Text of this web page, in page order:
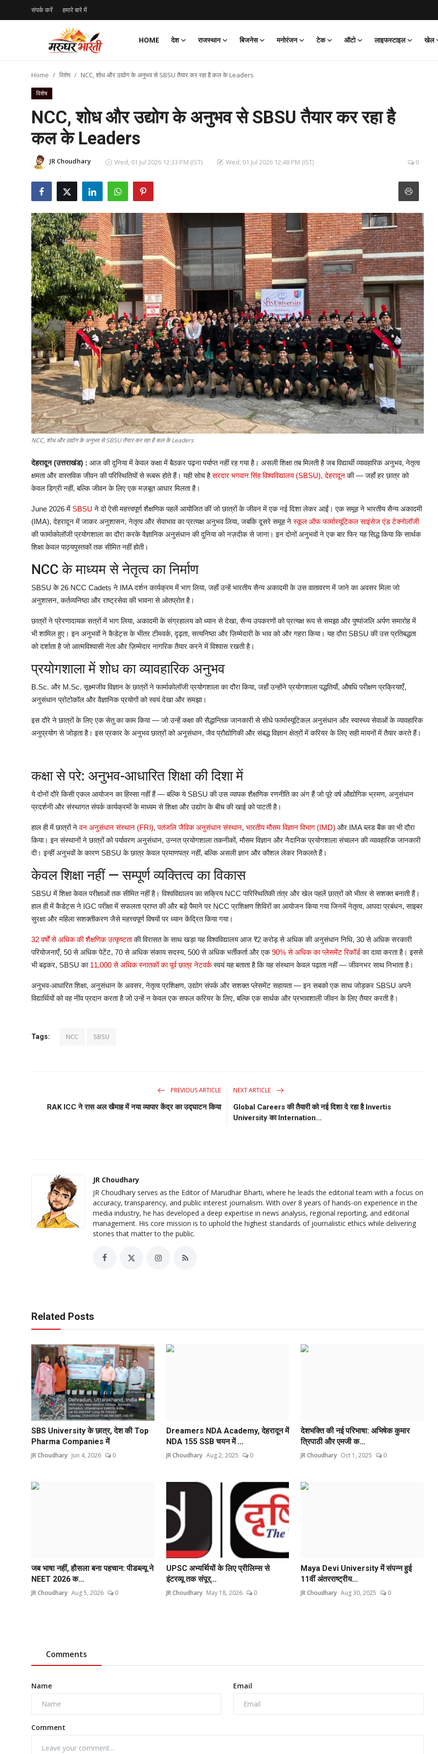
संपर्क करें हमारे बारे में
HOME देश राजस्थान बिजनेस मनोरंजन टेक ऑटो लाइफस्टाइल खेल
संपर्क करें
हमारे बारे में
लाइफस्टाइल
Home विशेष NCC, शोध और उद्योग के अनुभव से SBSU तैयार कर रहा है कल के Leaders
विशेष
NCC, शोध और उद्योग के अनुभव से SBSU तैयार कर रहा है
कल के Leaders
JR Choudhary Wed, 01 Jul 2026 12:33 PM (IST) Wed, 01 Jul 2026 12:48 PM (IST) 0
NCC, शोध और उद्योग के अनुभव से SBSU तैयार कर रहा है कल के Leaders
देहरादून(उत्तराखंड) : आज की दुनिया में केवल कक्षा में बैठकर पढ़ना पर्याप्त नहीं रह गया है। असली शिक्षा तब मिलती है जब विद्यार्थी व्यावहारिक अनुभव,नेतृत्व
क्षमता और वास्तविक जीवन की परिस्थितियों से रूबरू होते हैं। यही सोच है सरदार भगवान सिंह विश्वविद्यालय(SBSU),देहरादून की—जहाँ हर छात्र को
केवल डिग्री नहीं,बल्कि जीवन के लिए एक मज़बूत आधार मिलता है।
June 2026में SBSU ने दो ऐसी महत्त्वपूर्ण शैक्षणिक पहलें आयोजित कीं जो छात्रों के जीवन में एक नई दिशा लेकर आईं। एक समूह ने भारतीय सैन्य अकादमी
(IMA),देहरादून में जाकर अनुशासन,नेतृत्व और सेवाभाव का प्रत्यक्ष अनुभव लिया,जबकि दूसरे समूह ने स्कूल ऑफ फार्मास्यूटिकल साइंसेज एंड टेक्नोलॉजी
की फार्माकोलॉजी प्रयोगशाला का दौरा करके वैज्ञानिक अनुसंधान की दुनिया को नज़दीक से जाना। इन दोनों अनुभवों ने एक बार फिर यह सिद्ध किया कि सार्थक
शिक्षा केवल पाठ्यपुस्तकों तक सीमित नहीं होती।
NCCके माध्यम से नेतृत्व का निर्माण
SBSUके 26 NCC Cadets ने IMAदर्शन कार्यक्रम में भाग लिया,जहाँ उन्हें भारतीय सैन्य अकादमी के उस वातावरण में जाने का अवसर मिला जो
अनुशासन,कर्तव्यनिष्ठा और राष्ट्रसेवा की भावना से ओतप्रोत है।
छात्रों ने प्रेरणादायक सत्रों में भाग लिया, अकादमी के संग्रहालय को ध्यान से देखा,सैन्य उपकरणों को प्रत्यक्ष रूप से समझा और पुष्पांजलि अर्पण समारोह में
भी शामिल हुए। इन अनुभवों ने कैडेट्स के भीतर टीमवर्क,दृढ़ता,सत्यनिष्ठा और ज़िम्मेदारी के भाव को और गहरा किया। यह दौराSBSUकी उस प्रतिबद्धता
को दर्शाता है जो आत्मविश्वासी नेता और ज़िम्मेदार नागरिक तैयार करने में विश्वास रखती है।
प्रयोगशाला में शोध का व्यावहारिक अनुभव
B.Sc. और M.Sc.सूक्ष्मजीव विज्ञान के छात्रों ने फार्माकोलॉजी प्रयोगशाला का दौरा किया,जहाँ उन्होंने प्रयोगशाला पद्धतियाँ, औषधि परीक्षण प्रक्रियाएँ,
अनुसंधान प्रोटोकॉल और वैज्ञानिक प्रयोगों को स्वयं देखा और समझा।
इस दौरे ने छात्रों के लिए एक सेतु का काम किया—जो उन्हें कक्षा की सैद्धान्तिक जानकारी से सीधे फार्मास्यूटिकल अनुसंधान और स्वास्थ्य सेवाओं के व्यावहारिक
अनुप्रयोग से जोड़ता है। इस प्रकार के अनुभव छात्रों को अनुसंधान,जैव प्रौद्योगिकी और संबद्ध विज्ञान क्षेत्रों में करियर के लिए सही मायनों में तैयार करते हैं।
कक्षा से परे: अनुभव-आधारित शिक्षा की दिशा में
ये दोनों दौरे किसी एकल आयोजन का हिस्सा नहीं हैं—बल्कि येSBSUकी उस व्यापक शैक्षणिक रणनीति का अंग हैं जो पूरे वर्ष औद्योगिक भ्रमण, अनुसंधान
प्रदर्शनी और संस्थागत संपर्क कार्यक्रमों के माध्यम से शिक्षा और उद्योग के बीच की खाई को पाटती है।
हाल ही में छात्रों ने वन अनुसंधान संस्थान (FRI),पतंजलि जैविक अनुसंधान संस्थान, भारतीय मौसम विज्ञान विभाग (IMD) और IMAब्लड बैंक का भी दौरा
किया। इन संस्थानों ने छात्रों को पर्यावरण अनुसंधान,उन्नत प्रयोगशाला तकनीकों,मौसम विज्ञान और नैदानिक प्रयोगशाला संचालन की व्यावहारिक जानकारी
दी। इन्हीं अनुभवों के कारणSBSUके छात्र केवल प्रमाणपत्र नहीं,बल्कि असली ज्ञान और कौशल लेकर निकलते हैं।
केवल शिक्षा नहीं—सम्पूर्ण व्यक्तित्व का विकास
SBSUमें शिक्षा केवल परीक्षाओं तक सीमित नहीं है। विश्वविद्यालय का सक्रियNCCपारिस्थितिकी तंत्र और खेल पहलें छात्रों को भीतर से सशक्त बनाती हैं।
हाल ही में कैडेट्स ने IGCपरीक्षा में सफलता प्राप्त की और बड़े पैमाने पर NCCप्रशिक्षण शिविरों का आयोजन किया गया जिनमें नेतृत्व, आपदा प्रबंधन,साइबर
सुरक्षा और महिला सशक्तीकरण जैसे महत्त्वपूर्ण विषयों पर ध्यान केंद्रित किया गया।
32वर्षों से अधिक की शैक्षणिक उत्कृष्टता की विरासत के साथ खड़ा यह विश्वविद्यालय आज ₹2करोड़ से अधिक की अनुसंधान निधि, 30से अधिक सरकारी
परियोजनाएँ, 50से अधिक पेटेंट, 70से अधिक संकाय सदस्य, 500से अधिक भर्तीकर्ता और एक 90%से अधिक का प्लेसमेंट रिकॉर्ड का दावा करता है। इससे
भी बढ़कर, SBSUका 11,000से अधिक स्नातकों का पूर्व छात्र नेटवर्क स्वयं यह बताता है कि यह संस्थान केवल पढ़ाता नहीं—जीवनभर साथ निभाता है।
अनुभव-आधारित शिक्षा, अनुसंधान के अवसर,नेतृत्व प्रशिक्षण,उद्योग संपर्क और सशक्त प्लेसमेंट सहायता—इन सबको एक साथ जोड़कर SBSU अपने
विद्यार्थियों को वह नींव प्रदान करता है जो उन्हें न केवल एक सफल करियर के लिए,बल्कि एक सार्थक और प्रभावशाली जीवन के लिए तैयार करती है।
Tags: NCC SBSU
PREVIOUS ARTICLE
RAK ICC ने रास अल खैमाह में नया व्यापार केंद्र का उद्घाटन किया
NEXT ARTICLE
Global Careers की तैयारी को नई दिशा दे रहा है Invertis
University का Internation...
JR Choudhary
JR Choudhary serves as the Editor of Marudhar Bharti, where he leads the editorial team with a focus on
accuracy, transparency, and public interest journalism. With over 8 years of hands-on experience in the
media industry, he has developed a deep expertise in news analysis, regional reporting, and editorial
management. His core mission is to uphold the highest standards of journalistic ethics while delivering
stories that matter to the public.
Related Posts
SBS University के छात्र, देश की Top
Pharma Companies में
JR Choudhary Jun 4, 2026 0
Dreamers NDA Academy, देहरादून में
NDA 155 SSB चयन में ...
JR Choudhary Aug 2, 2025 0
देशभक्ति की नई परिभाषा: अभिषेक कुमार
त्रिपाठी और एमजी क...
JR Choudhary Oct 1, 2025 0
जब भाषा नहीं, हौसला बना पहचान: पीडब्ल्यू ने
NEET 2026 क...
JR Choudhary Aug 5, 2026 0
UPSC अभ्यर्थियों के लिए प्रीलिम्स से
इंटरव्यू तक संपूर्...
JR Choudhary May 18, 2026 0
Maya Devi University में संपन्न हुई
11वीं अंतरराष्ट्रीय...
JR Choudhary Aug 30, 2025 0
Comments
Name Email
Comment